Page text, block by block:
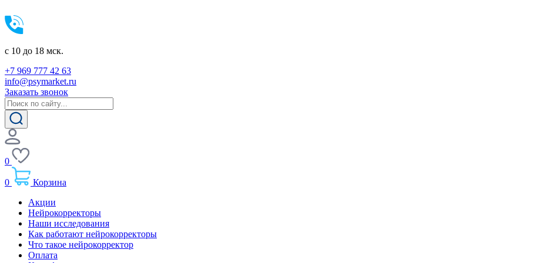
c 10 до 18 мск.
+7 969 777 42 63
info@psymarket.ru
Заказать звонок
0
0
Корзина
Акции
Нейрокорректоры
Наши исследования
Как работают нейрокорректоры
Что такое нейрокорректор
Оплата